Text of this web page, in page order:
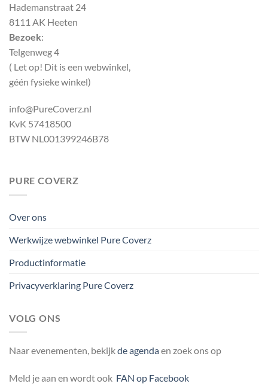
Hademanstraat 24
8111 AK Heeten
Bezoek:
Telgenweg 4
( Let op! Dit is een webwinkel,
géén fysieke winkel)
info@PureCoverz.nl
KvK 57418500
BTW NL001399246B78
PURE COVERZ
Over ons
Werkwijze webwinkel Pure Coverz
Productinformatie
Privacyverklaring Pure Coverz
VOLG ONS
Naar evenementen, bekijkde agendaen zoek ons op
Meld je aan en wordt ook FAN op Facebook